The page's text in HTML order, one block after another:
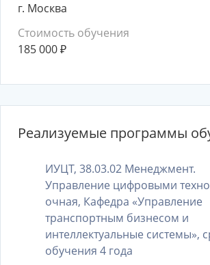
г. Москва
Стоимость обучения
185 000₽
Реализуемые программы
ИУЦТ, 38.03.02 Менеджмент.
Управление цифровыми
очная, Кафедра «Управление
транспортным бизнесом и
интеллектуальные системы»,
обучения 4 года